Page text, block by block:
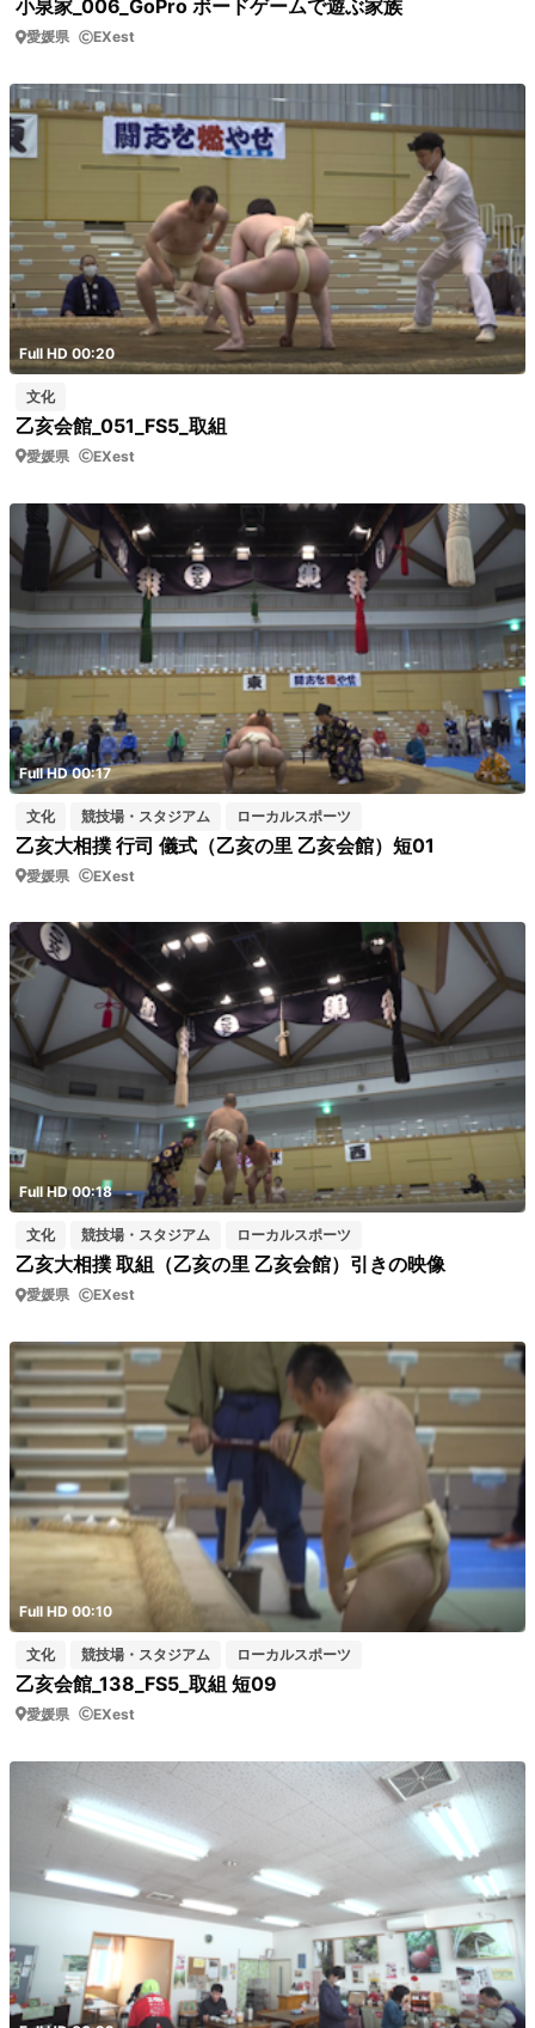
小泉家_006_GoPro ボードゲームで遊ぶ家族
愛媛県 EXest
Full HD 00:20
文化
乙亥会館_051_FS5_取組
愛媛県 EXest
Full HD 00:17
文化 競技場・スタジアム ローカルスポーツ
乙亥大相撲 行司 儀式（乙亥の里 乙亥会館）短01
愛媛県 EXest
Full HD 00:18
文化 競技場・スタジアム ローカルスポーツ
乙亥大相撲 取組（乙亥の里 乙亥会館）引きの映像
愛媛県 EXest
Full HD 00:10
文化 競技場・スタジアム ローカルスポーツ
乙亥会館_138_FS5_取組 短09
愛媛県 EXest